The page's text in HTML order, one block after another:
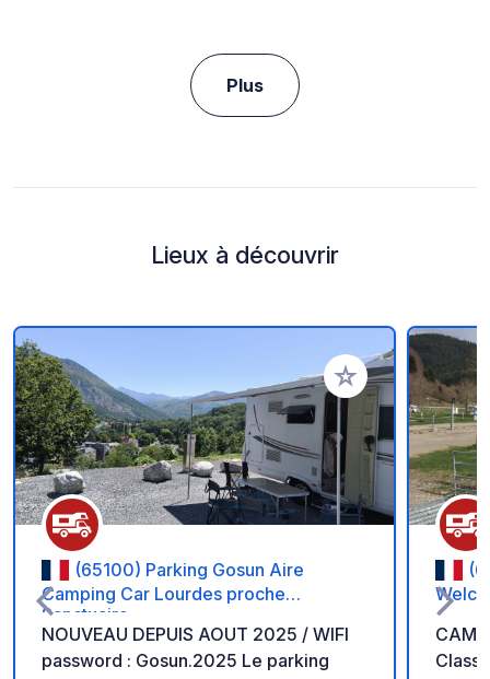
Plus
Lieux à découvrir
Ajouter à vos
(65100) Parking Gosun Aire
Camping Car Lourdes proche
Sanctuaire
NOUVEAU DEPUIS AOUT 2025 / WIFI
password : Gosun.2025 Le parking